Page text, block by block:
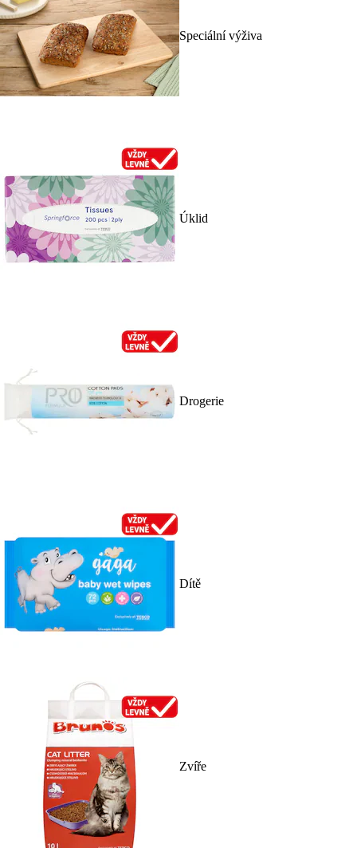
Speciální výživa
Úklid
Drogerie
Dítě
Zvíře